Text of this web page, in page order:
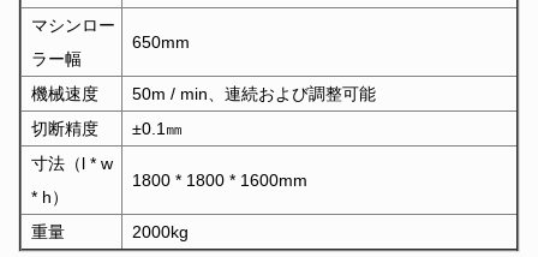
マシンロー
ラー幅
650mm
機械速度
50m / min、連続および調整可能
切断精度
±0.1㎜
寸法（l * w
* h）
1800 * 1800 * 1600mm
重量 2000kg